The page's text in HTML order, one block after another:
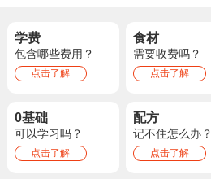
学费
包含哪些费用？
点击了解
食材
需要收费吗？
点击了解
0基础
可以学习吗？
点击了解
配方
记不住怎么办？
点击了解